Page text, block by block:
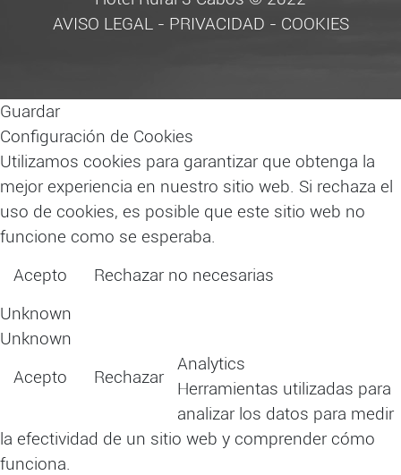
AVISO LEGAL- PRIVACIDAD - COOKIES
Guardar
Configuración de Cookies
Utilizamos cookies para garantizar que obtenga la
mejor experiencia en nuestro sitio web. Si rechaza el
uso de cookies, es posible que este sitio web no
funcione como se esperaba.
Acepto
Rechazar no necesarias
Unknown
Unknown
Acepto
Rechazar
Analytics
Herramientas utilizadas para
analizar los datos para medir
la efectividad de un sitio web y comprender cómo
funciona.